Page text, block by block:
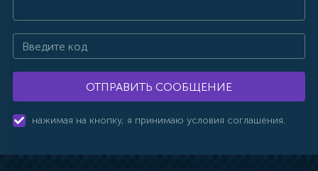
ОТПРАВИТЬ СООБЩЕНИЕ
нажимая на кнопку, я принимаю условия соглашения.